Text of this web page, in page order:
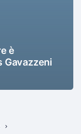
è
Gavazzeni